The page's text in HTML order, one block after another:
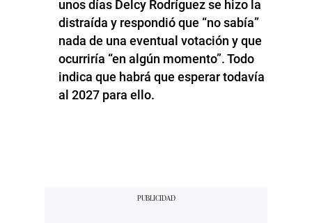
unos días Delcy Rodríguez se hizo la
distraída y respondió que “no sabía”
nada de una eventual votación y que
ocurriría “en algún momento”. Todo
indica que habrá que esperar todavía
al 2027 para ello.